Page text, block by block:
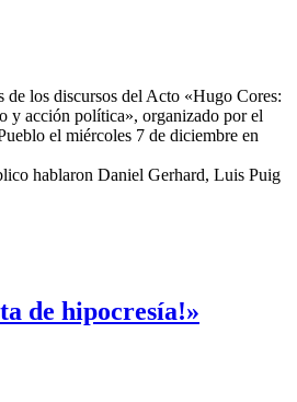
de los discursos del Acto «Hugo Cores:
y acción política», organizado por el
el miércoles 7 de diciembre en
hablaron Daniel Gerhard, Luis Puig
de hipocresía!»